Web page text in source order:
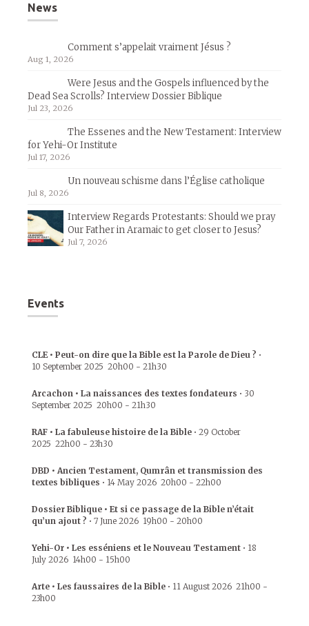
News
Comment s’appelait vraiment Jésus ?
Aug 1, 2026
Were Jesus and the Gospels influenced by the
Dead Sea Scrolls? Interview Dossier Biblique
Jul 23, 2026
The Essenes and the New Testament: Interview
for Yehi-Or Institute
Jul 17, 2026
Un nouveau schisme dans l’Église catholique
Jul 8, 2026
Interview Regards Protestants: Should we pray
Our Father in Aramaic to get closer to Jesus?
Jul 7, 2026
Events
CLE • Peut-on dire que la Bible est la Parole de Dieu ? •
10 September 2025 20h00 - 21h30
Arcachon • La naissances des textes fondateurs • 30
September 2025 20h00 - 21h30
RAF • La fabuleuse histoire de la Bible • 29 October
2025 22h00 - 23h30
DBD • Ancien Testament, Qumrân et transmission des
textes bibliques • 14 May 2026 20h00 - 22h00
Dossier Biblique • Et si ce passage de la Bible n’était
qu’un ajout ? • 7 June 2026 19h00 - 20h00
Yehi-Or • Les esséniens et le Nouveau Testament • 18
July 2026 14h00 - 15h00
Arte • Les faussaires de la Bible • 11 August 2026 21h00 -
23h00